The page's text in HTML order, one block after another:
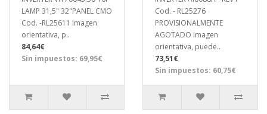
LAMP 31,5" 32"PANEL CMO
Cod. -RL25611 Imagen
orientativa, p..
84,64€
Sin impuestos: 69,95€
Cod. - RL25276
PROVISIONALMENTE
AGOTADO Imagen
orientativa, puede..
73,51€
Sin impuestos: 60,75€